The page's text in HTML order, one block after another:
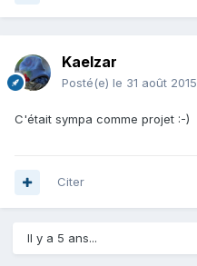
Kaelzar
Posté(e) le 31 août 2015
C'était sympa comme projet :-)
Citer
Il y a 5 ans...